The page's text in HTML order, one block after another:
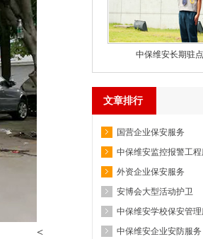
中保维安长期驻
文章排行
国营企业保安服务
中保维安监控报警工程
外资企业保安服务
安博会大型活动护卫
中保维安学校保安管理
中保维安企业安防服务
<